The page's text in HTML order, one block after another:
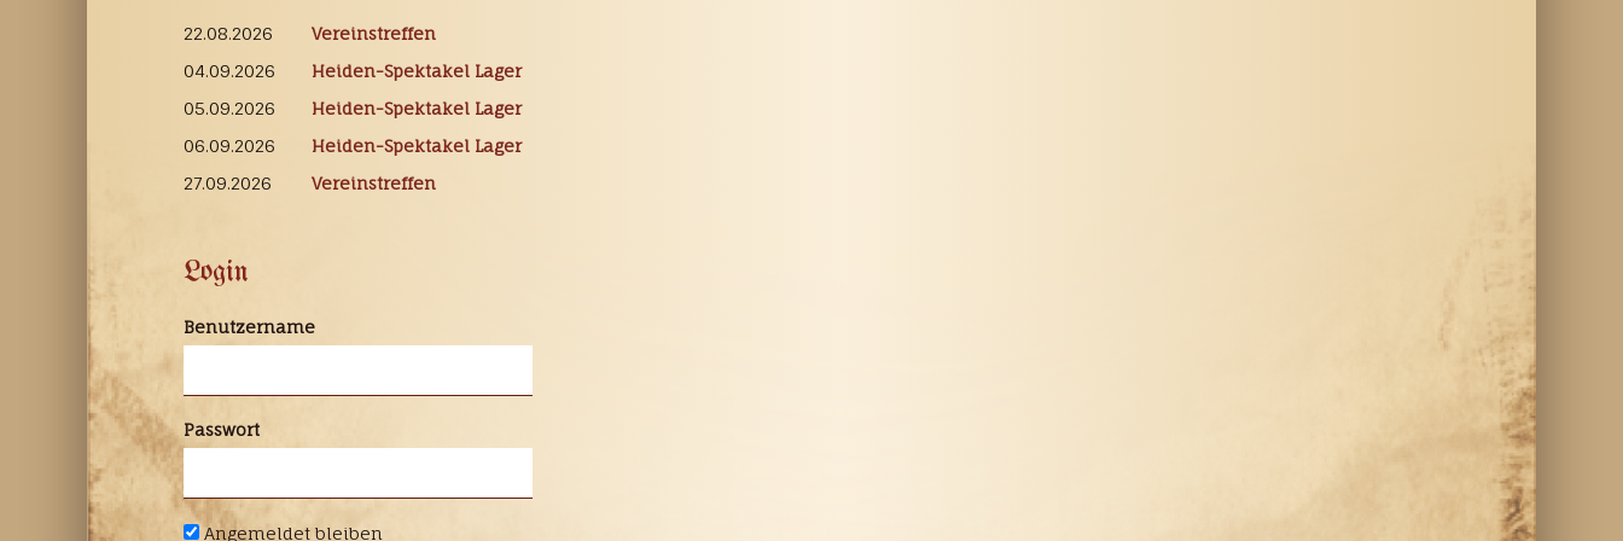
22.08.2026
Vereinstreffen
04.09.2026
Heiden-Spektakel Lager
05.09.2026
Heiden-Spektakel Lager
06.09.2026
Heiden-Spektakel Lager
27.09.2026
Vereinstreffen
Login
Benutzername
Passwort
Angemeldet bleiben